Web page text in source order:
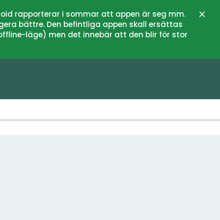
rapporterar i sommar att appen är seg mm.
bättre. Den befintliga appen skall ersättas
läge) men det innebär att den blir för stor
Lukk